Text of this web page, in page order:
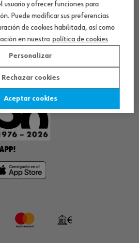
y ofrecer funciones para
Puede modificar sus preferencias
de cookies habilitada, así como
en nuestra política de cookies
Personalizar
Rechazar cookies
Aceptar cookies